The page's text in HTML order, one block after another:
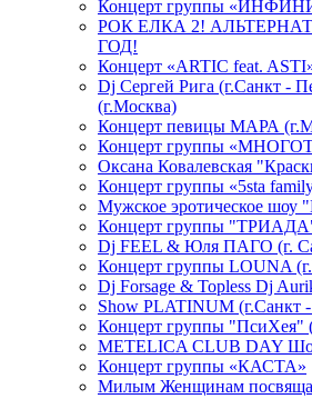
Концерт группы
РОК ЕЛКА 2!
ГОД!
Концерт «ARTIC feat.
Dj Сергей Рига (г.Санкт -
(г.Москва)
Концерт певицы МАРА
Концерт группы
Оксана Ковалевская
Концерт группы «5sta
Мужское эротическое шоу
Концерт группы
Dj FEEL & Юля ПАГО (г.
Концерт группы LOUNA
Dj Forsage & Topless Dj
Show PLATINUM (г.Санкт
Концерт группы "ПсиХея"
METELICA CLUB DAY
Концерт группы «КАСТА»
Милым Женщинам